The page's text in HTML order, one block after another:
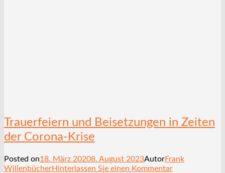
Trauerfeiern und Beisetzungen in Zeiten
der Corona-Krise
Posted on18. März 20208. August 2023AutorFrank
WillenbücherHinterlassen Sie einen Kommentar